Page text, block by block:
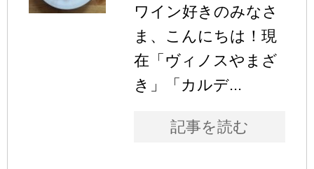
ワイン好きのみなさ
ま、こんにちは！現
在「ヴィノスやまざ
き」「カルデ...
記事を読む